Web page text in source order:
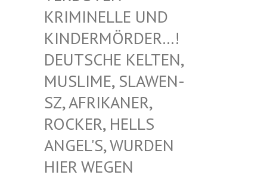
RIMINELLE UND K
INDERMÖRDER…! D
EUTSCHE KELTEN, M
USLIME, SLAWEN-S
Z, AFRIKANER, R
OCKER, HELLS A
NGEL'S, WURDEN H
IER WEGEN M